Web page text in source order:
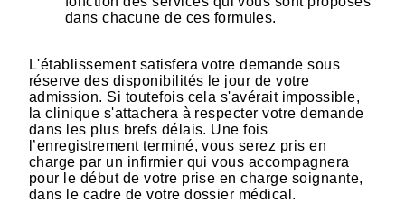
dans chacune de ces formules.
L'établissement satisfera votre demande sous
réserve des disponibilités le jour de votre
admission. Si toutefois cela s'avérait impossible,
la clinique s'attachera à respecter votre demande
dans les plus brefs délais. Une fois
l’enregistrement terminé, vous serez pris en
charge par un infirmier qui vous accompagnera
pour le début de votre prise en charge soignante,
dans le cadre de votre dossier médical.